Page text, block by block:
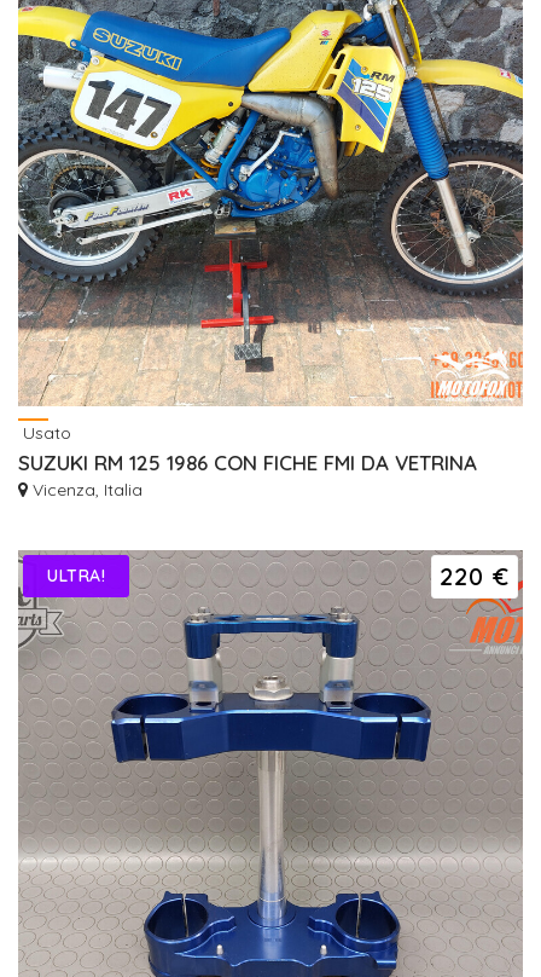
Usato
SUZUKI RM 125 1986 CON FICHE FMI DA VETRINA
Vicenza, Italia
220 €
ULTRA!